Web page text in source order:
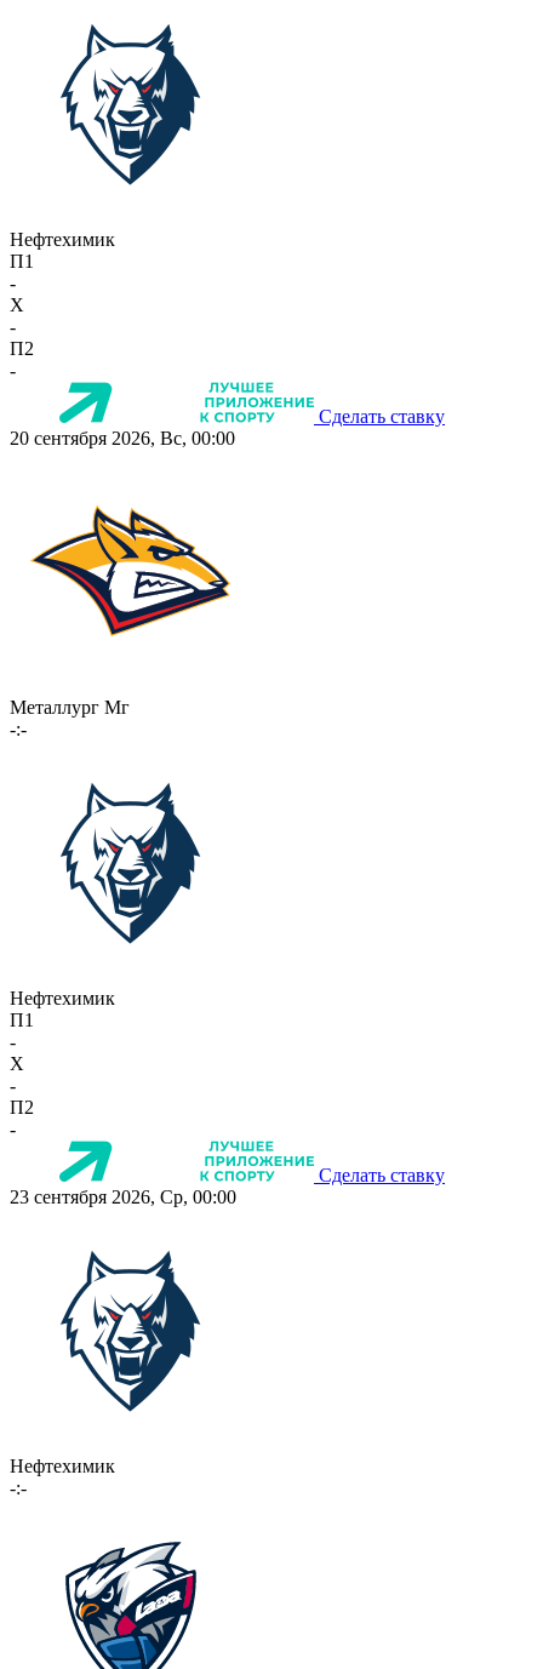
Нефтехимик
П1
-
X
-
П2
-
Сделать ставку
20 сентября 2026, Вс, 00:00
Металлург Мг
-:-
Нефтехимик
П1
-
X
-
П2
-
Сделать ставку
23 сентября 2026, Ср, 00:00
Нефтехимик
-:-